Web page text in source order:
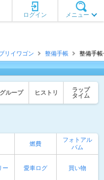
メニュー
ログイン
リイワゴン 整備手帳 整備手
グループ ヒストリ
ラップ
タイム
燃費
フォトアル
バム
ー 愛車ログ 買い物